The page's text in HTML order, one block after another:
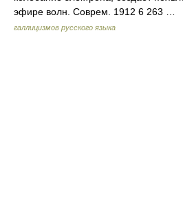
эфире волн. Соврем. 1912 6 263 …
галлицизмов русского языка